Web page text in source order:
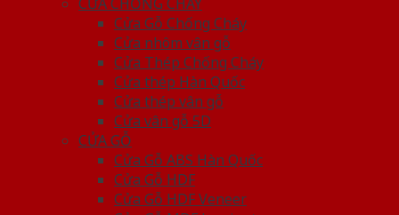
Cửa Gỗ Chống Cháy
Cửa nhôm vân gỗ
Cửa Thép Chống Cháy
Cửa thép Hàn Quốc
Cửa thép vân gỗ
Cửa vân gỗ 5D
CỬA GỖ
Cửa Gỗ ABS Hàn Quốc
Cửa Gỗ HDF
Cửa Gỗ HDF Veneer